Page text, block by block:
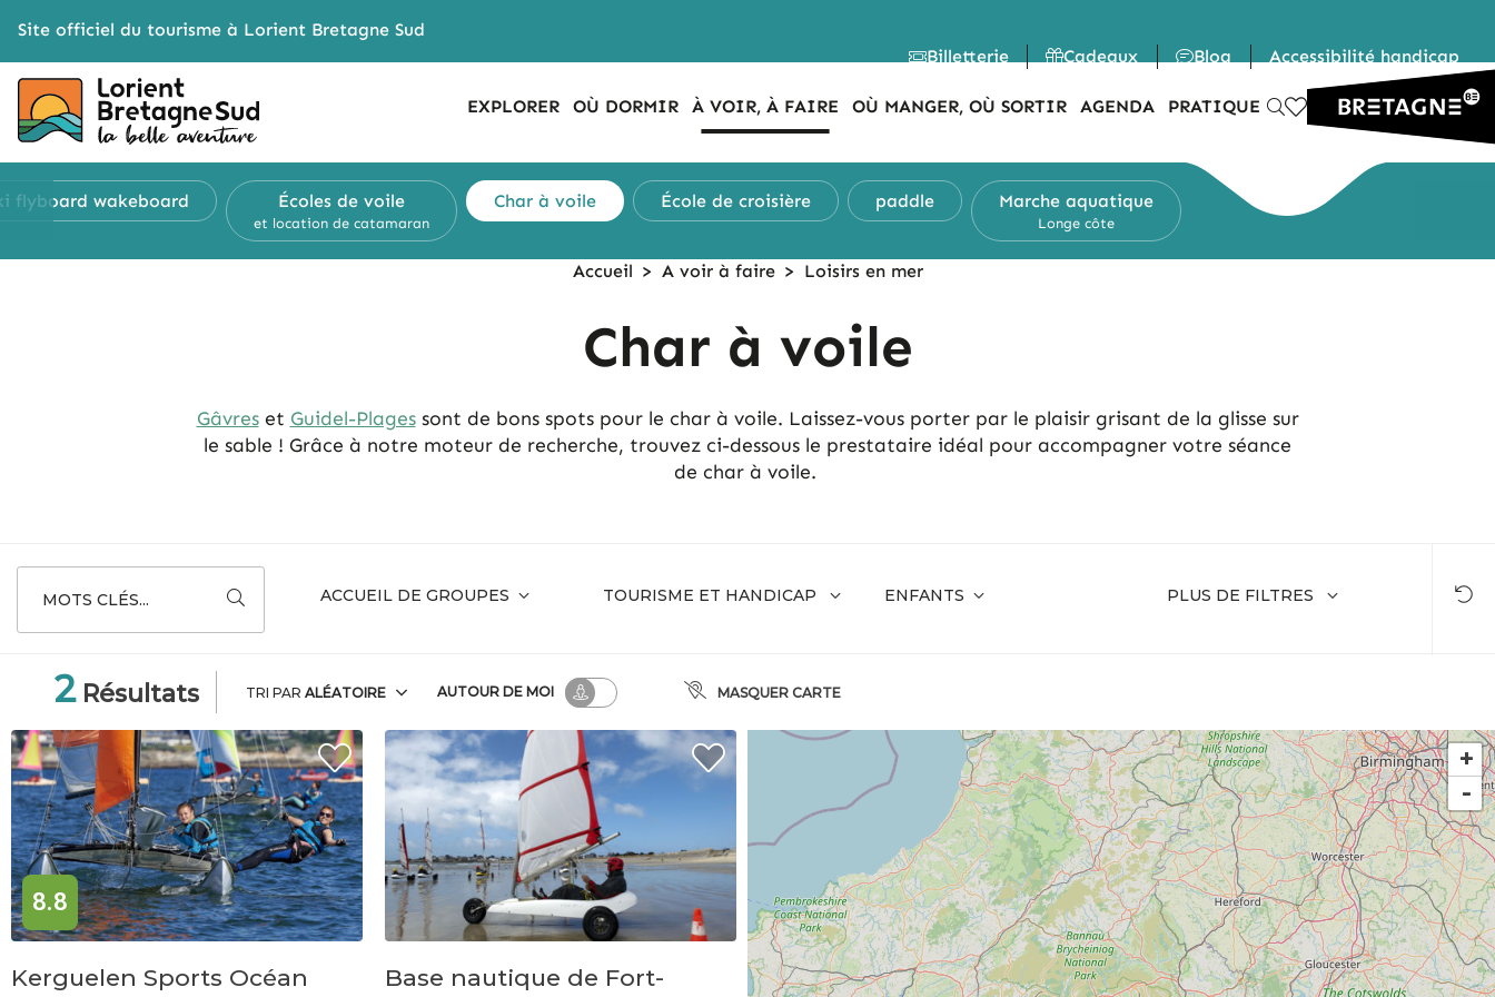
Site officiel du tourisme à Lorient Bretagne Sud
Billetterie
Cadeaux Blog Accessibilité handicap
EXPLORER OÙ DORMIR À VOIR, À FAIRE OÙ MANGER, OÙ SORTIR AGENDA PRATIQUE
flyboard wakeboard Écoles de voile
et location de catamaran
Char à voile École de croisière paddle Marche aquatique
Longe côte
Accueil > A voir à faire > Loisirs en mer
Char à voile
Gâvreset Guidel-Plagessont de bons spots pour le char à voile. Laissez-vous porter par le plaisir grisant de la glisse sur
le sable ! Grâce à notre moteur de recherche, trouvez ci-dessous le prestataire idéal pour accompagner votre séance
de char à voile.
MOTS CLÉS... ACCUEIL DE GROUPES TOURISME ET HANDICAP ENFANTS PLUS DE FILTRES
2Résultats TRI PAR ALÉATOIRE AUTOUR DE MOI MASQUER CARTE
8.8
Kerguelen Sports Océan
Base nautique de Fort-
+
-